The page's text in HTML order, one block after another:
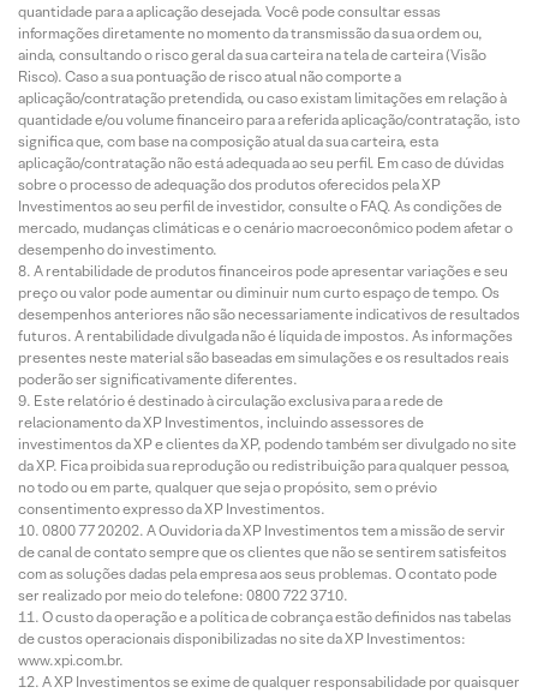
quantidade para a aplicação desejada. Você pode consultar essas
informações diretamente no momento da transmissão da sua ordem ou,
ainda, consultando o risco geral da sua carteira na tela de carteira (Visão
Risco). Caso a sua pontuação de risco atual não comporte a
aplicação/contratação pretendida, ou caso existam limitações em relação à
quantidade e/ou volume financeiro para a referida aplicação/contratação, isto
significa que, com base na composição atual da sua carteira, esta
aplicação/contratação não está adequada ao seu perfil. Em caso de dúvidas
sobre o processo de adequação dos produtos oferecidos pela XP
Investimentos ao seu perfil de investidor, consulte o FAQ. As condições de
mercado, mudanças climáticas e o cenário macroeconômico podem afetar o
desempenho do investimento.
A rentabilidade de produtos financeiros pode apresentar variações e seu
preço ou valor pode aumentar ou diminuir num curto espaço de tempo. Os
desempenhos anteriores não são necessariamente indicativos de resultados
futuros. A rentabilidade divulgada não é líquida de impostos. As informações
presentes neste material são baseadas em simulações e os resultados reais
poderão ser significativamente diferentes.
Este relatório é destinado à circulação exclusiva para a rede de
relacionamento da XP Investimentos, incluindo assessores de
investimentos da XP e clientes da XP, podendo também ser divulgado no site
da XP. Fica proibida sua reprodução ou redistribuição para qualquer pessoa,
no todo ou em parte, qualquer que seja o propósito, sem o prévio
consentimento expresso da XP Investimentos.
0800 77 20202. A Ouvidoria da XP Investimentos tem a missão de servir
de canal de contato sempre que os clientes que não se sentirem satisfeitos
com as soluções dadas pela empresa aos seus problemas. O contato pode
ser realizado por meio do telefone: 0800 722 3710.
O custo da operação e a política de cobrança estão definidos nas tabelas
de custos operacionais disponibilizadas no site da XP Investimentos:
www.xpi.com.br.
A XP Investimentos se exime de qualquer responsabilidade por quaisquer